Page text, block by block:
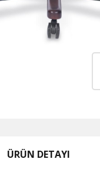
ÜRÜN DETAYI